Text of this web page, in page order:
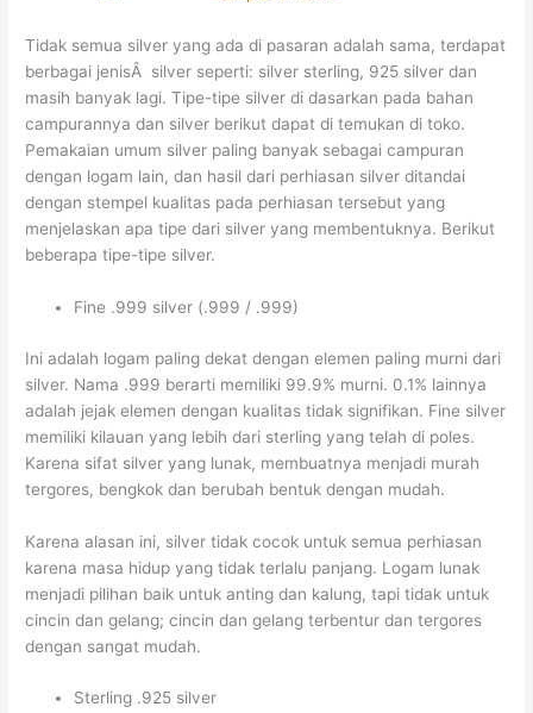
Tidak semua silver yang ada di pasaran adalah sama, terdapat
berbagai jenisÂ silver seperti: silver sterling, 925 silver dan
masih banyak lagi. Tipe-tipe silver di dasarkan pada bahan
campurannya dan silver berikut dapat di temukan di toko.
Pemakaian umum silver paling banyak sebagai campuran
dengan logam lain, dan hasil dari perhiasan silver ditandai
dengan stempel kualitas pada perhiasan tersebut yang
menjelaskan apa tipe dari silver yang membentuknya. Berikut
beberapa tipe-tipe silver.
Fine .999 silver (.999 / .999)
Ini adalah logam paling dekat dengan elemen paling murni dari
silver. Nama .999 berarti memiliki 99.9% murni. 0.1% lainnya
adalah jejak elemen dengan kualitas tidak signifikan. Fine silver
memiliki kilauan yang lebih dari sterling yang telah di poles.
Karena sifat silver yang lunak, membuatnya menjadi murah
tergores, bengkok dan berubah bentuk dengan mudah.
Karena alasan ini, silver tidak cocok untuk semua perhiasan
karena masa hidup yang tidak terlalu panjang. Logam lunak
menjadi pilihan baik untuk anting dan kalung, tapi tidak untuk
cincin dan gelang; cincin dan gelang terbentur dan tergores
dengan sangat mudah.
Sterling .925 silver